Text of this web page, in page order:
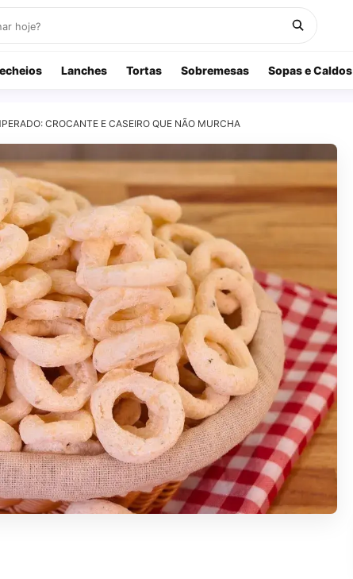
Lanches Tortas Sobremesas Sopas e Caldos
CROCANTE E CASEIRO QUE NÃO MURCHA